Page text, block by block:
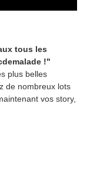
tous les
!"
plus belles
de nombreux lots
vos story,